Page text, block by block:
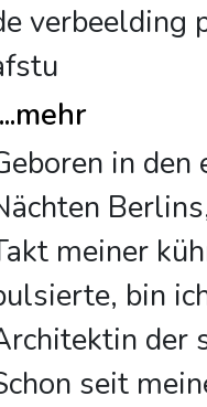
verbeelding
...mehr
in
meiner
bin
der
seit